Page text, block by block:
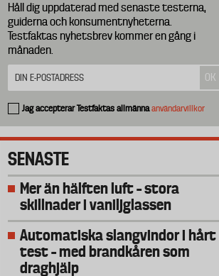
Håll dig uppdaterad med senaste testerna,
guiderna och konsumentnyheterna.
Testfaktas nyhetsbrev kommer en gång i
månaden.
Jag accepterar Testfaktas allmännaanvändarvillkor
SENASTE
Mer än hälften luft – stora
skillnader i vaniljglassen
Automatiska slangvindor i hårt
test – med brandkåren som
draghjälp